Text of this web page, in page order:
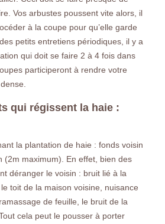
Vos arbustes poussent vite alors, il
à la coupe pour qu’elle garde
petits entretiens périodiques, il y a
qui doit se faire 2 à 4 fois dans
participeront à rendre votre
qui régissent la haie :
la plantation de haie : fonds voisin
(2m maximum). En effet, bien des
déranger le voisin : bruit lié à la
toit de la maison voisine, nuisance
de feuille, le bruit de la
cela peut le pousser à porter